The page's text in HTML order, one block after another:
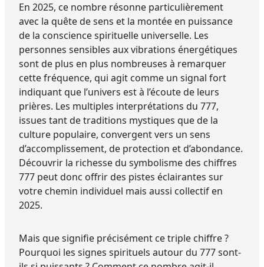
En 2025, ce nombre résonne particulièrement
avec la quête de sens et la montée en puissance
de la conscience spirituelle universelle. Les
personnes sensibles aux vibrations énergétiques
sont de plus en plus nombreuses à remarquer
cette fréquence, qui agit comme un signal fort
indiquant que l’univers est à l’écoute de leurs
prières. Les multiples interprétations du 777,
issues tant de traditions mystiques que de la
culture populaire, convergent vers un sens
d’accomplissement, de protection et d’abondance.
Découvrir la richesse du symbolisme des chiffres
777 peut donc offrir des pistes éclairantes sur
votre chemin individuel mais aussi collectif en
2025.
Mais que signifie précisément ce triple chiffre ?
Pourquoi les signes spirituels autour du 777 sont-